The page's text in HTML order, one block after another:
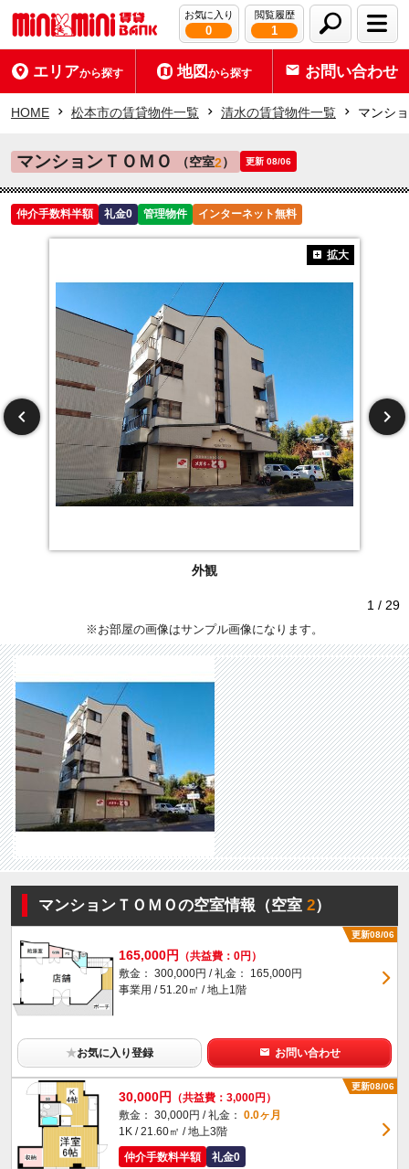
お気に入り
0
閲覧履歴
1
エリアから探す 地図から探す お問い合わせ
HOME 松本市の賃貸物件一覧 清水の賃貸物件一覧 マンシ
マンションＴＯＭＯ （空室2） 更新 08/06
仲介手数料半額 礼金0 管理物件 インターネット無料
外観
拡大
1 / 29
※お部屋の画像はサンプル画像になります。
マンションＴＯＭＯの空室情報（空室2）
更新08/06
165,000円
（共益費：0円）
敷金： 300,000円 / 礼金： 165,000円
事業用 / 51.20㎡ / 地上1階
★お気に入り登録 お問い合わせ
更新08/06
30,000円
（共益費：3,000円）
敷金： 30,000円 / 礼金： 0.0ヶ月
1K / 21.60㎡ / 地上3階
仲介手数料半額
礼金0